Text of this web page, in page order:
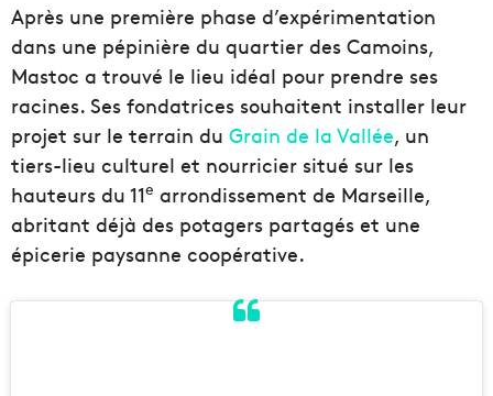
Après une première phase d’expérimentation
dans une pépinière du quartier des Camoins,
Mastoc a trouvé le lieu idéal pour prendre ses
racines. Ses fondatrices souhaitent installer leur
projet sur le terrain du Grain de la Vallée, un
tiers-lieu culturel et nourricier situé sur les
hauteurs du 11e arrondissement de Marseille,
abritant déjà des potagers partagés et une
épicerie paysanne coopérative.